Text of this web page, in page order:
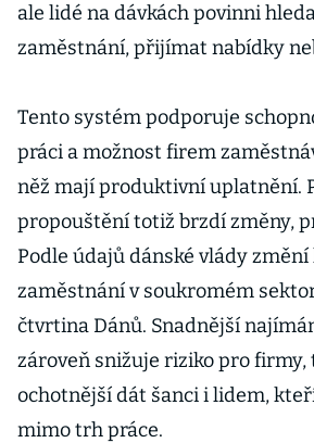
ale lidé na dávkách povinni
zaměstnání, přijímat nabídky
Tento systém podporuje
práci a možnost firem
něž mají produktivní uplatnění.
propouštění totiž brzdí změny,
Podle údajů dánské vlády
zaměstnání v soukromém
čtvrtina Dánů. Snadnější
zároveň snižuje riziko pro firmy,
ochotnější dát šanci i lidem,
mimo trh práce.